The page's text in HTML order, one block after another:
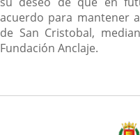
acuerdo para mantener
de San Cristobal,
Fundación Anclaje.